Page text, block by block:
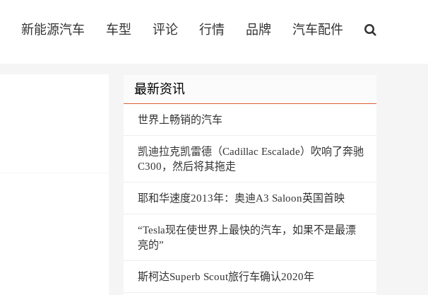
新能源汽车 车型 评论 行情 品牌 汽车配件
最新资讯
世界上畅销的汽车
凯迪拉克凯雷德（Cadillac Escalade）吹响了奔驰
C300，然后将其拖走
耶和华速度2013年：奥迪A3 Saloon英国首映
“Tesla现在使世界上最快的汽车，如果不是最漂
亮的”
斯柯达Superb Scout旅行车确认2020年